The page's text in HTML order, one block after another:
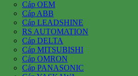
Cáp OEM
Cáp ABB
Cáp LEADSHINE
RS AUTOMATION
Cáp DELTA
Cáp MITSUBISHI
Cáp OMRON
Cáp PANASONIC